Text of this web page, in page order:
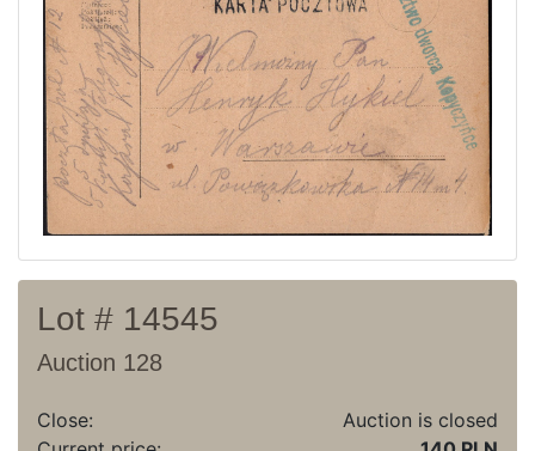
Archive
Regulation
Contact
Lot # 14545
Auction 128
Close:
Auction is closed